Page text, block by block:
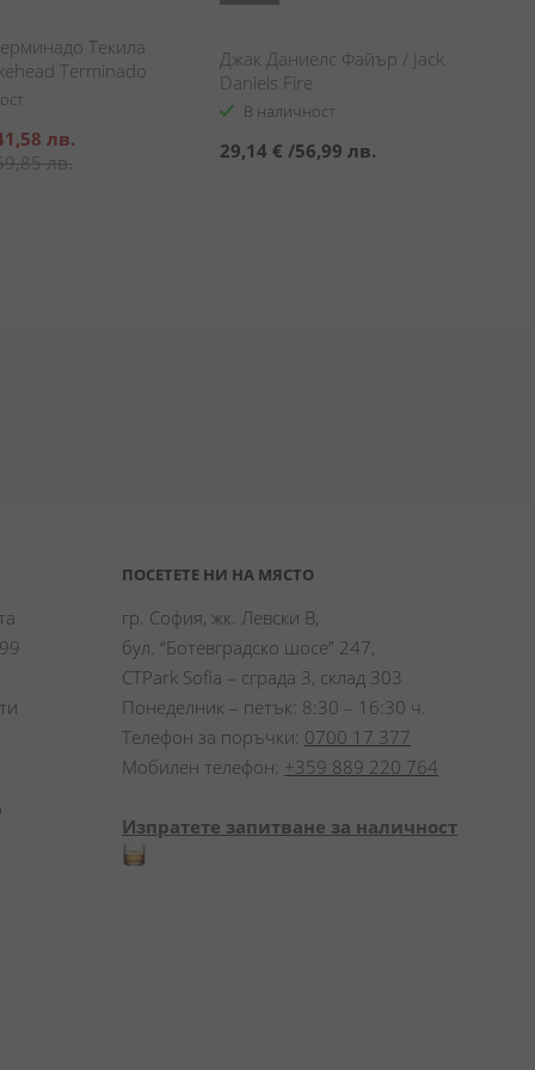
Текила
Terminado
лв.
лв.
Джак Даниелс Файър / Jack
Daniels Fire
В наличност
29,14 € /56,99 лв.
ПОСЕТЕТЕ НИ НА МЯСТО
гр. София, жк. Левски В,
бул. “Ботевградско шосе” 247,
CTPark Sofia – сграда 3, склад 303
Понеделник – петък: 8:30 – 16:30 ч.
Телефон за поръчки: 0700 17 377
Мобилен телефон: +359 889 220 764
Изпратете запитване за наличност